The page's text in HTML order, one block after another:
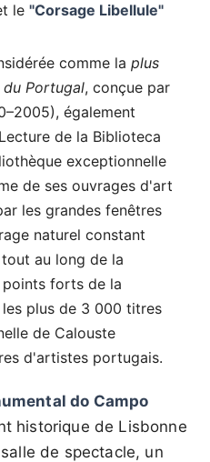
le "Corsage Libellule"
comme la plus
Portugal, conçue par
également
de la Biblioteca
exceptionnelle
de ses ouvrages d'art
les grandes fenêtres
naturel constant
au long de la
points forts de la
plus de 3 000 titres
de Calouste
d'artistes portugais.
do Campo
historique de Lisbonne
de spectacle, un